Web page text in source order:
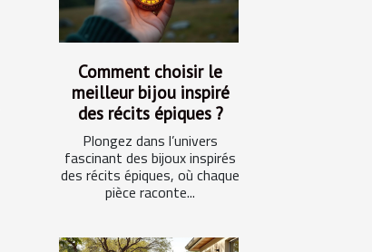
Comment choisir le
meilleur bijou inspiré
des récits épiques ?
Plongez dans l’univers
fascinant des bijoux inspirés
des récits épiques, où chaque
pièce raconte...